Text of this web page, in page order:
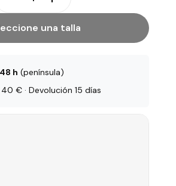
una talla
48 h (península)
€ · Devolución 15 días